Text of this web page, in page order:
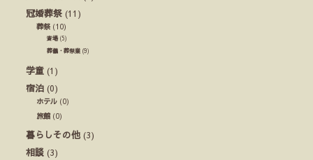
冠婚葬祭 (11)
葬祭(10)
斎場(5)
葬儀・葬祭業 (9)
学童 (1)
宿泊 (0)
ホテル (0)
旅館 (0)
暮らしその他 (3)
相談 (3)